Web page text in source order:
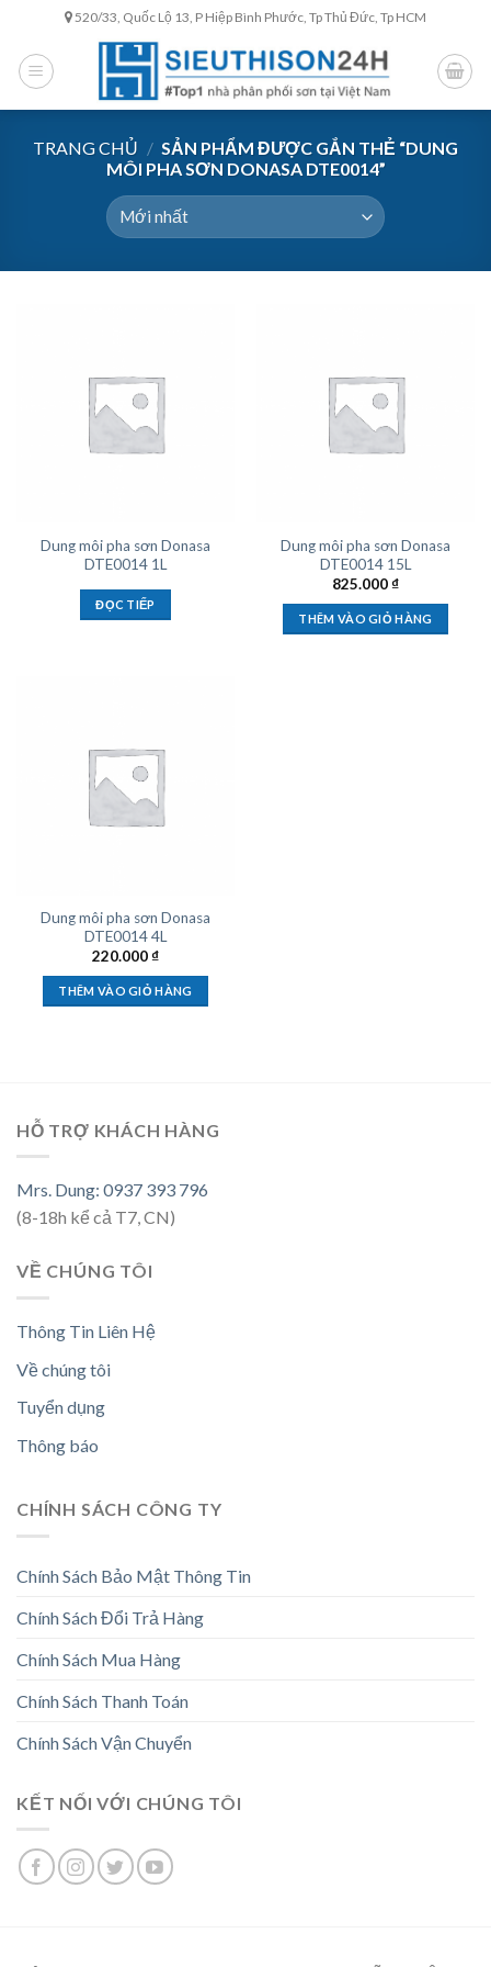
content
520/33, Quốc Lộ 13, P Hiệp Bình Phước, Tp Thủ Đức, Tp HCM
TRANG CHỦ / SẢN PHẨM ĐƯỢC GẮN THẺ “DUNG
MÔI PHA SƠN DONASA DTE0014”
Dung môi pha sơn Donasa
DTE0014 1L
ĐỌC TIẾP
Dung môi pha sơn Donasa
DTE0014 15L
825.000₫
THÊM VÀO GIỎ HÀNG
Dung môi pha sơn Donasa
DTE0014 4L
220.000₫
THÊM VÀO GIỎ HÀNG
HỖ TRỢ KHÁCH HÀNG
Mrs. Dung: 0937 393 796
(8-18h kể cả T7, CN)
VỀ CHÚNG TÔI
Thông Tin Liên Hệ
Về chúng tôi
Tuyển dụng
Thông báo
CHÍNH SÁCH CÔNG TY
Chính Sách Bảo Mật Thông Tin
Chính Sách Đổi Trả Hàng
Chính Sách Mua Hàng
Chính Sách Thanh Toán
Chính Sách Vận Chuyển
KẾT NỐI VỚI CHÚNG TÔI